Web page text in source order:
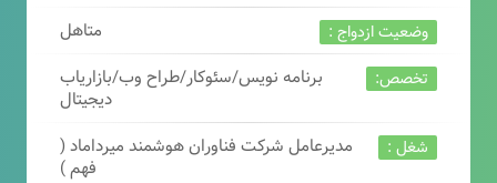
وضعیت ازدواج : متاهل
تخصص:
برنامه نویس/سئوکار/طراح وب/بازاریاب
دیجیتال
شغل :
مدیرعامل شرکت فناوران هوشمند میرداماد (
فهم )